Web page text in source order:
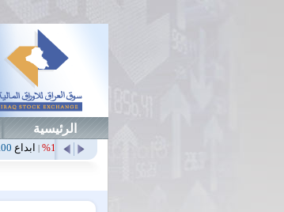
الرئيسية
ابداع 0.00%